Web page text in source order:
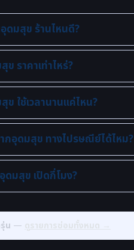
ดมสุข ร้านไหนดี?
ราคาเท่าไหร่?
ใช้เวลานานแค่ไหน?
กอุดมสุข ทางไปรษณีย์ได้ไหม?
มสุข เปิดกี่โมง?
น —